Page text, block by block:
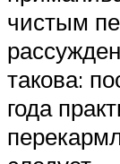
чистым
такова:
года